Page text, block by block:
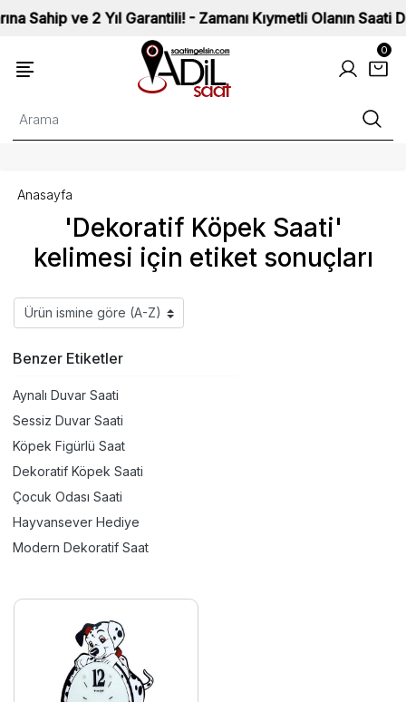
ve 2 Yıl Garantili! - Zamanı Kıymetli Olanın Saati
0
'Dekoratif Köpek Saati'
kelimesi için etiket sonuçları
Anasayfa
Benzer Etiketler
Aynalı Duvar Saati
Sessiz Duvar Saati
Köpek Figürlü Saat
Dekoratif Köpek Saati
Çocuk Odası Saati
Hayvansever Hediye
Modern Dekoratif Saat